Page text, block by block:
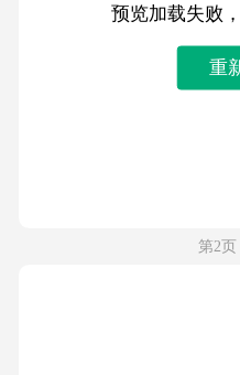
预览加载失败
重
第2页